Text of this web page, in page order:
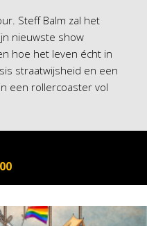
Steff Balm zal het
nieuwste show
hoe het leven écht in
straatwijsheid en een
een rollercoaster vol